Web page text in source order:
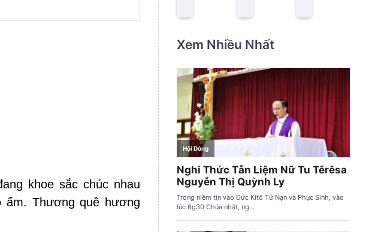
khoe sắc chúc nhau
ấm. Thương quê hương
Xem Nhiều Nhất